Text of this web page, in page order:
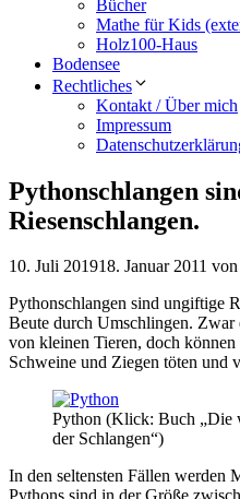
Bücher
Mathe für Kids
Holz100-Haus
Bodensee
Rechtliches
Kontakt / Über mich
Impressum
Pythonschlangen
Riesenschlangen.
10. Juli 201918. Januar 2011 von
Pythonschlangen sind ungiftige
Beute durch Umschlingen. Zwar
von kleinen Tieren, doch
Schweine und Ziegen töten und
Python (Klick: Buch „Die
der Schlangen“)
In den seltensten Fällen werden